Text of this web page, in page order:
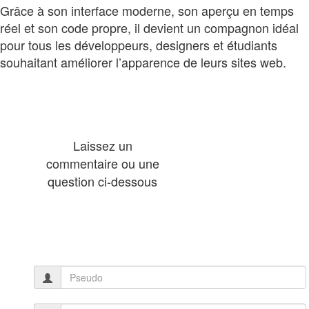
Grâce à son interface moderne, son aperçu en temps
réel et son code propre, il devient un compagnon idéal
pour tous les développeurs, designers et étudiants
souhaitant améliorer l’apparence de leurs sites web.
Laissez un
commentaire ou une
question ci-dessous